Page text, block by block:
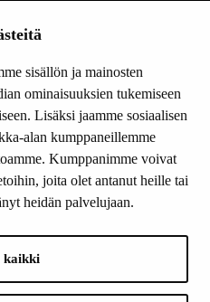
sisällön ja mainosten
ominaisuuksien tukemiseen
Lisäksi jaamme sosiaalisen
alan kumppaneillemme
Kumppanimme voivat
joita olet antanut heille tai
heidän palvelujaan.
kaikki